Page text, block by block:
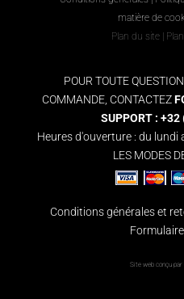
matière de
Plan du site
POUR TOUTE
COMMANDE, CONTACTEZ
SUPPORT :
Heures d'ouverture : du lundi
LES MODES
Conditions générales et
Site web conçu